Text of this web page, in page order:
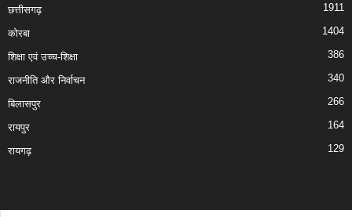
छत्तीसगढ़ 1911
कोरबा 1404
शिक्षा एवं उच्च-शिक्षा 386
राजनीति और निर्वाचन 340
बिलासपुर 266
रायपुर 164
रायगढ़ 129